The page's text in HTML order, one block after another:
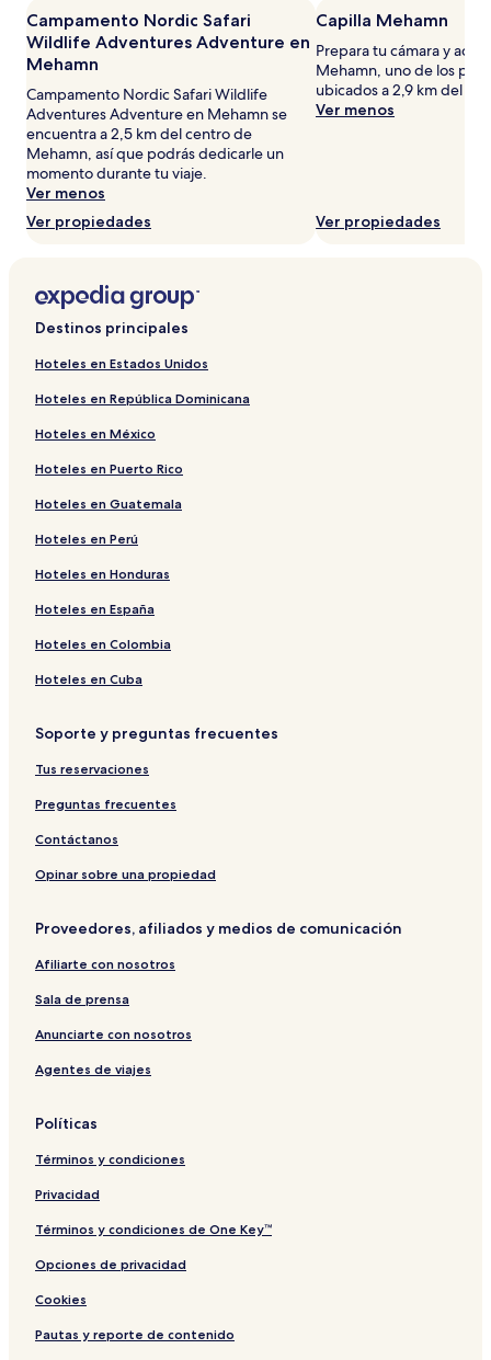
estancia
de
noche
para
adultos.
Los
precios
disponibilidad
cambios.
Aplican
adicionales.
Campamento Nordic Safari
Wildlife Adventures Adventure en
Mehamn
Campamento Nordic Safari Wildlife
Adventures Adventure en Mehamn se
encuentra a 2,5 km del centro de
Mehamn, así que podrás dedicarle un
momento durante tu viaje.
Ver menos
Ver propiedades
Capilla Mehamn
Prepara tu cámara y
Mehamn, uno de los
ubicados a 2,9 km del
Ver menos
Ver propiedades
Destinos principales
Hoteles en Estados Unidos
Hoteles en República Dominicana
Hoteles en México
Hoteles en Puerto Rico
Hoteles en Guatemala
Hoteles en Perú
Hoteles en Honduras
Hoteles en España
Hoteles en Colombia
Hoteles en Cuba
Soporte y preguntas frecuentes
Tus reservaciones
Preguntas frecuentes
Contáctanos
Opinar sobre una propiedad
Proveedores, afiliados y medios de comunicación
Afiliarte con nosotros
Sala de prensa
Anunciarte con nosotros
Agentes de viajes
Políticas
Términos y condiciones
Privacidad
Términos y condiciones de One Key™
Opciones de privacidad
Cookies
Pautas y reporte de contenido